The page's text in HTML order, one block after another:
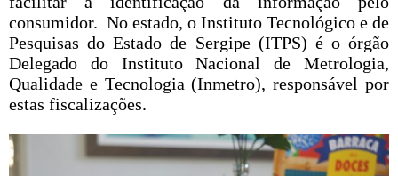
consumidor. No estado, o Instituto Tecnológico e de
Pesquisas do Estado de Sergipe (ITPS) é o órgão
Delegado do Instituto Nacional de Metrologia,
Qualidade e Tecnologia (Inmetro), responsável por
estas fiscalizações.